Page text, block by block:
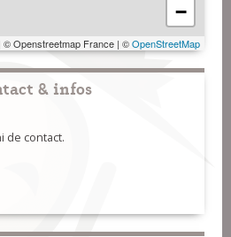
−
| © Openstreetmap France | ©OpenStreetMap
& infos
de contact.